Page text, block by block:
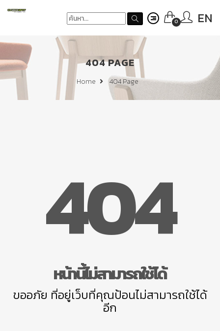
0 EN
404 PAGE
Home 404 Page
404
หน้านี้ไม่สามารถใช้ได้
ขออภัย ที่อยู่เว็บที่คุณป้อนไม่สามารถใช้ได้
อีก